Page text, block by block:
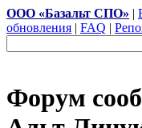
ООО «Базальт СПО» |
обновления | FAQ |
Форум